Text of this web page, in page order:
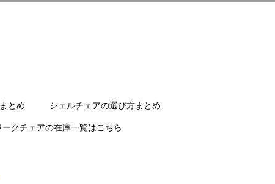
とめ シェルチェアの選び方まとめ
クチェアの在庫一覧はこちら